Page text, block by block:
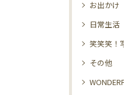
お出かけ
日常生活
笑笑笑！
その他